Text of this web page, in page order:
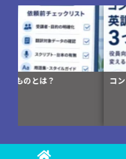
コンプライアンス研修資料